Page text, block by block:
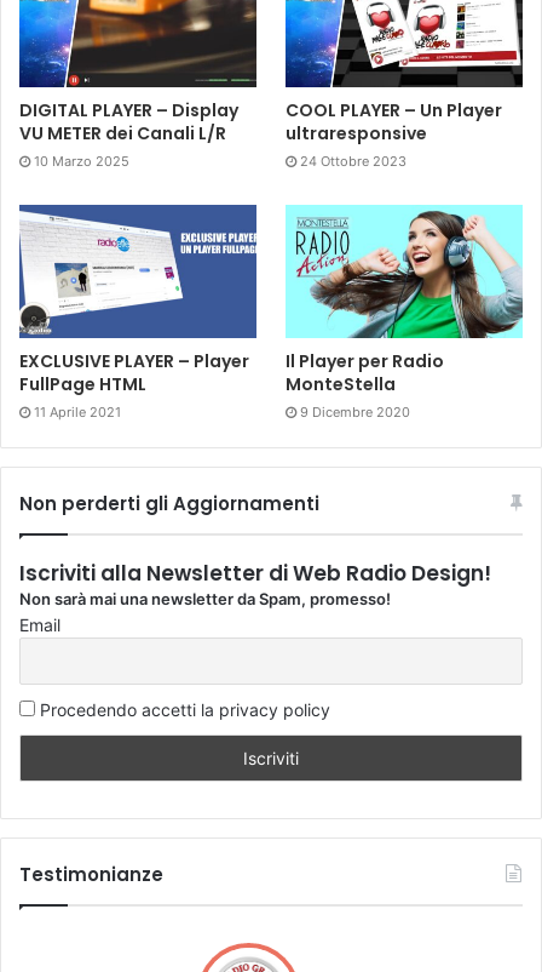
DIGITAL PLAYER – Display
VU METER dei Canali L/R
10 Marzo 2025
COOL PLAYER – Un Player
ultraresponsive
24 Ottobre 2023
EXCLUSIVE PLAYER – Player
FullPage HTML
11 Aprile 2021
Il Player per Radio
MonteStella
9 Dicembre 2020
Non perderti gli Aggiornamenti
Iscriviti alla Newsletter di Web Radio Design!
Non sarà mai una newsletter da Spam, promesso!
Email
Procedendo accetti la privacy policy
Testimonianze